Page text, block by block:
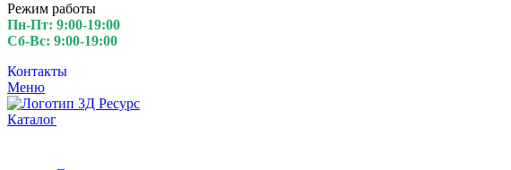
Режим работы
Пн-Пт: 9:00-19:00
Сб-Вс: 9:00-19:00
Контакты
Меню
Каталог